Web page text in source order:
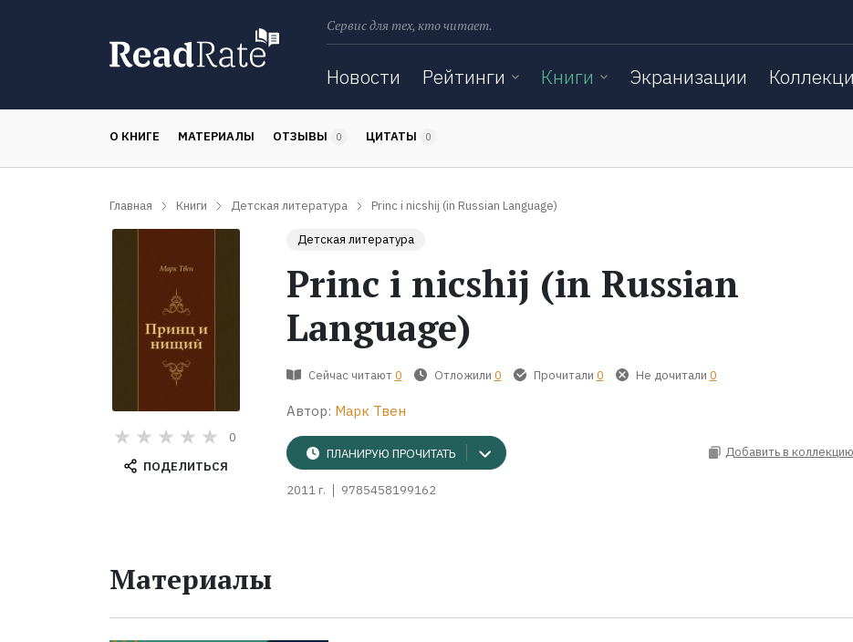
Сервис для тех, кто читает.
Новости Рейтинги Книги Экранизации
О КНИГЕ МАТЕРИАЛЫ ОТЗЫВЫ 0 ЦИТАТЫ 0
Главная Книги Детская литература Princ i nicshij (in Russian Language)
0
ПОДЕЛИТЬСЯ
Детская литература
Princ i nicshij (in Russian
Language)
Сейчас читают 0 Отложили 0 Прочитали 0 Не дочитали 0
Автор: Марк Твен
ПЛАНИРУЮ ПРОЧИТАТЬ Добавить в коллекцию
2011 г. 9785458199162
Материалы